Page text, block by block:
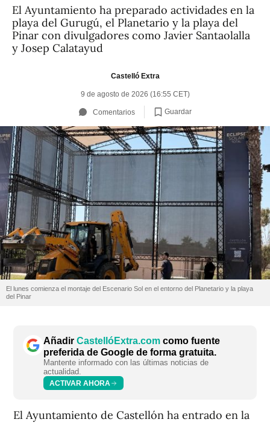
El Ayuntamiento ha preparado actividades en la
playa del Gurugú, el Planetario y la playa del
Pinar con divulgadores como Javier Santaolalla
y Josep Calatayud
Castelló Extra
9 de agosto de 2026 (16:55 CET)
Comentarios Guardar
El lunes comienza el montaje del Escenario Sol en el entorno del Planetario y la playa
del Pinar
Añadir CastellóExtra.com como fuente
preferida de Google de forma gratuita.
Mantente informado con las últimas noticias de
actualidad.
ACTIVAR AHORA
El Ayuntamiento de Castellón ha entrado en la